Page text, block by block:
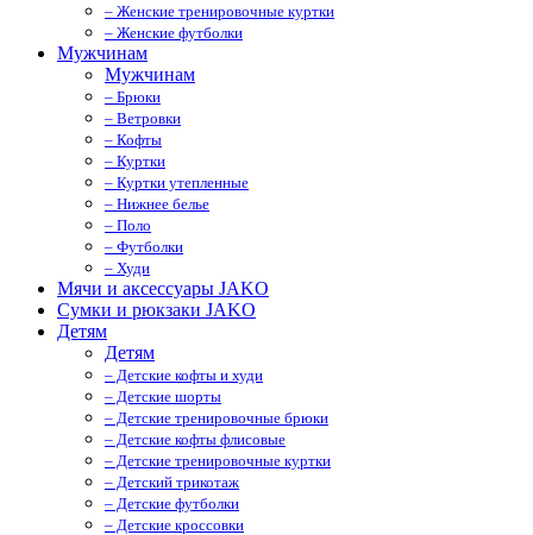
– Женские тренировочные куртки
– Женские футболки
Мужчинам
Мужчинам
– Брюки
– Ветровки
– Кофты
– Куртки
– Куртки утепленные
– Нижнее белье
– Поло
– Футболки
– Худи
Мячи и аксессуары JAKO
Сумки и рюкзаки JAKO
Детям
Детям
– Детские кофты и худи
– Детские шорты
– Детские тренировочные брюки
– Детские кофты флисовые
– Детские тренировочные куртки
– Детский трикотаж
– Детские футболки
– Детские кроссовки